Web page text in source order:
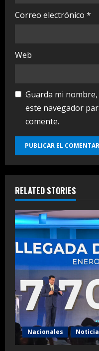
Correo electrónico *
Web
Guarda mi
este navegador
comente.
RELATED STORIES
Nacionales